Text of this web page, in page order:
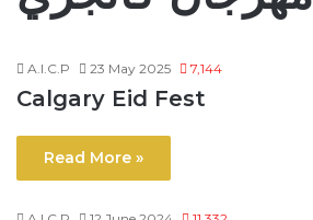
A.I.C.P 23 May 2025 7,144
Calgary Eid Fest
Read More »